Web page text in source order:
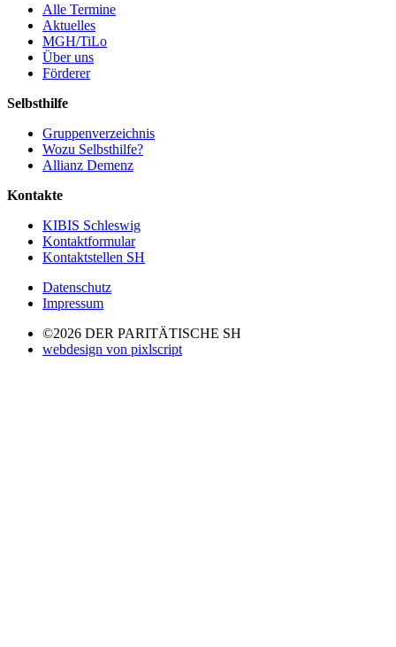
Alle Termine
Aktuelles
MGH/TiLo
Über uns
Förderer
Selbsthilfe
Gruppenverzeichnis
Wozu Selbsthilfe?
Allianz Demenz
Kontakte
KIBIS Schleswig
Kontaktformular
Kontaktstellen SH
Datenschutz
Impressum
©2026 DER PARITÄTISCHE SH
webdesign von pixlscript